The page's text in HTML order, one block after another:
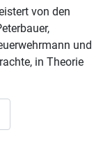
von den
und
in Theorie